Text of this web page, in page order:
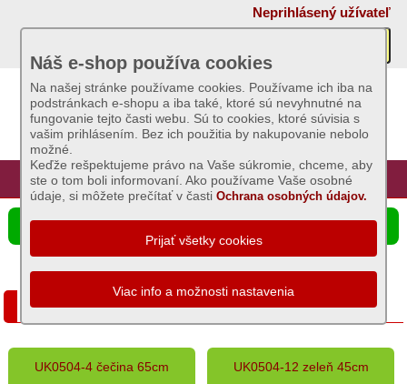
Neprihlásený užívateľ
Úvod Hlavná stránka Prihlásenie Registrácia
Náš e-shop používa cookies
Na našej stránke používame cookies. Používame ich iba na
podstránkach e-shopu a iba také, ktoré sú nevyhnutné na
fungovanie tejto časti webu. Sú to cookies, ktoré súvisia s
vašim prihlásením. Bez ich použitia by nakupovanie nebolo
možné.
Keďže rešpektujeme právo na Vaše súkromie, chceme, aby
ste o tom boli informovaní. Ako používame Vaše osobné
údaje, si môžete prečítať v častiOchrana osobných údajov.
☰ Ponuka produktov
Akcie
Sviečky
Umelé
kvety
Semená
a
osivá
potreby
Vianočné dekorácie
UK0504-4 čečina 65cm UK0504-12 zeleň 45cm